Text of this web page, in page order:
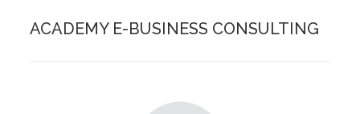
ACADEMY E-BUSINESS CONSULTING